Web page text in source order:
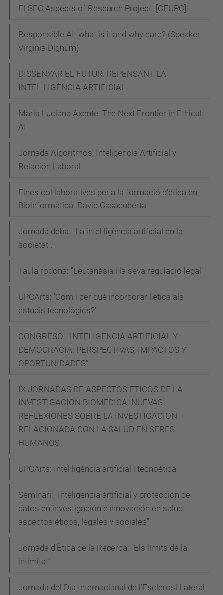
ELSEC Aspects of Research Project" [CEUPC]
Responsible AI: what is it and why care? (Speaker:
Virginia Dignum)
DISSENYAR EL FUTUR. REPENSANT LA
INTEL·LIGÈNCIA ARTIFICIAL
Maria Luciana Axente: The Next Frontier in Ethical
AI
Jornada Algoritmos, Inteligencia Artificial y
Relación Laboral
Eines col·laboratives per a la formació d'ética en
Bioinformàtica: David Casacuberta
Jornada debat: La intel·ligència artificial en la
societat".
Taula rodona: "L'eutanàsia i la seva regulació legal"
UPCArts: 'Com i per què incorporar l'ètica als
estudis tecnològics?'
CONGRESO: “INTELIGENCIA ARTIFICIAL Y
DEMOCRACIA: PERSPECTIVAS, IMPACTOS Y
OPORTUNIDADES”
IX JORNADAS DE ASPECTOS ETICOS DE LA
INVESTIGACION BIOMEDICA: NUEVAS
REFLEXIONES SOBRE LA INVESTIGACION
RELACIONADA CON LA SALUD EN SERES
HUMANOS
UPCArts: Intel·ligència artificial i tecnoètica
Seminari: "Inteligencia artificial y protección de
datos en investigación e innovación en salud:
aspectos éticos, legales y sociales"
Jornada d’Ètica de la Recerca: "Els límits de la
intimitat”
Jornada del Dia Internacional de l’Esclerosi Lateral